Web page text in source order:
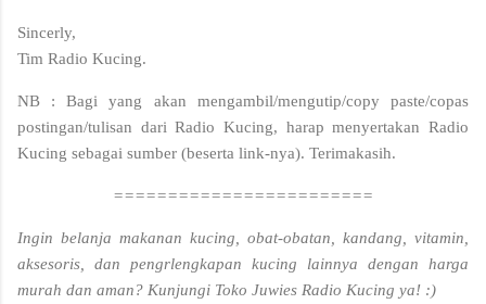
Sincerly,
Tim Radio Kucing.
NB : Bagi yang akan mengambil/mengutip/copy paste/copas
postingan/tulisan dari Radio Kucing, harap menyertakan Radio
Kucing sebagai sumber (beserta link-nya). Terimakasih.
========================
Ingin belanja makanan kucing, obat-obatan, kandang, vitamin,
aksesoris, dan pengrlengkapan kucing lainnya dengan harga
murah dan aman? Kunjungi Toko Juwies Radio Kucing ya! :)